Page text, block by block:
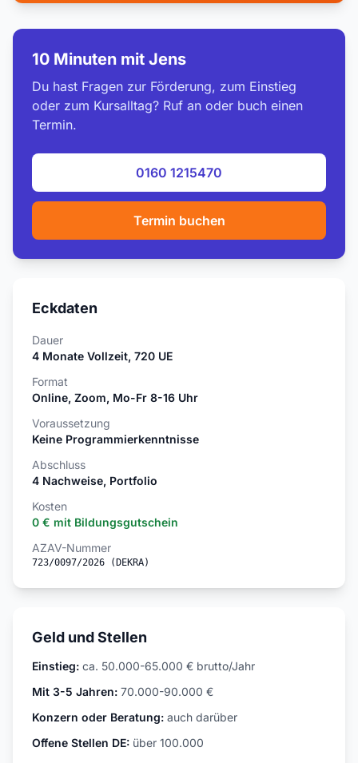
10 Minuten mit Jens
Du hast Fragen zur Förderung, zum Einstieg
oder zum Kursalltag? Ruf an oder buch einen
Termin.
0160 1215470
Termin buchen
Eckdaten
Dauer
4 Monate Vollzeit, 720 UE
Format
Online, Zoom, Mo-Fr 8-16 Uhr
Voraussetzung
Keine Programmierkenntnisse
Abschluss
4 Nachweise, Portfolio
Kosten
0 € mit Bildungsgutschein
AZAV-Nummer
723/0097/2026 (DEKRA)
Geld und Stellen
Einstieg: ca. 50.000-65.000 € brutto/Jahr
Mit 3-5 Jahren: 70.000-90.000 €
Konzern oder Beratung: auch darüber
Offene Stellen DE: über 100.000